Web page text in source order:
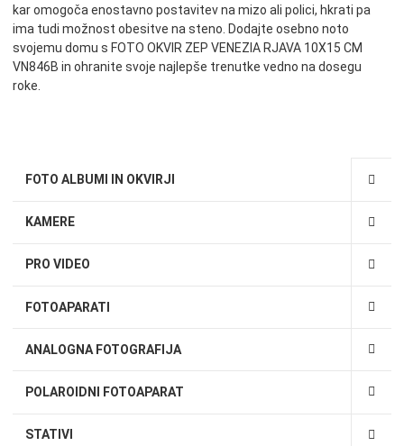
FOTO ALBUMI IN OKVIRJI
KAMERE
PRO VIDEO
FOTOAPARATI
ANALOGNA FOTOGRAFIJA
POLAROIDNI FOTOAPARAT
STATIVI
kar omogoča enostavno postavitev na mizo ali polici, hkrati pa
ima tudi možnost obesitve na steno. Dodajte osebno noto
svojemu domu s FOTO OKVIR ZEP VENEZIA RJAVA 10X15 CM
VN846B in ohranite svoje najlepše trenutke vedno na dosegu
roke.